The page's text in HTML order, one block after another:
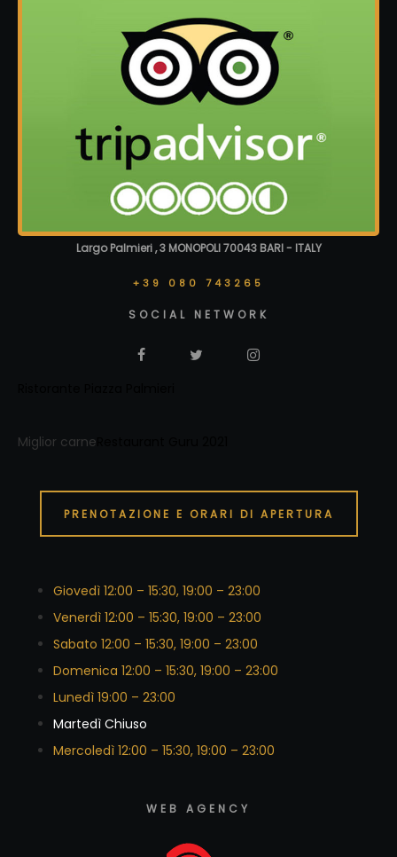
Largo Palmieri , 3 MONOPOLI 70043 BARI - ITALY
+39 080 743265
SOCIAL NETWORK
Miglior carne
PRENOTAZIONE E ORARI DI APERTURA
Giovedì 12:00 – 15:30, 19:00 – 23:00
Venerdì 12:00 – 15:30, 19:00 – 23:00
Sabato 12:00 – 15:30, 19:00 – 23:00
Domenica 12:00 – 15:30, 19:00 – 23:00
Lunedì 19:00 – 23:00
Martedì Chiuso
Mercoledì 12:00 – 15:30, 19:00 – 23:00
WEB AGENCY